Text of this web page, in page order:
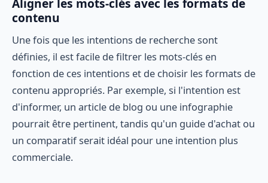
contenu
Une fois que les intentions de recherche sont
définies, il est facile de filtrer les mots-clés en
fonction de ces intentions et de choisir les formats de
contenu appropriés. Par exemple, si l'intention est
d'informer, un article de blog ou une infographie
pourrait être pertinent, tandis qu'un guide d'achat ou
un comparatif serait idéal pour une intention plus
commerciale.